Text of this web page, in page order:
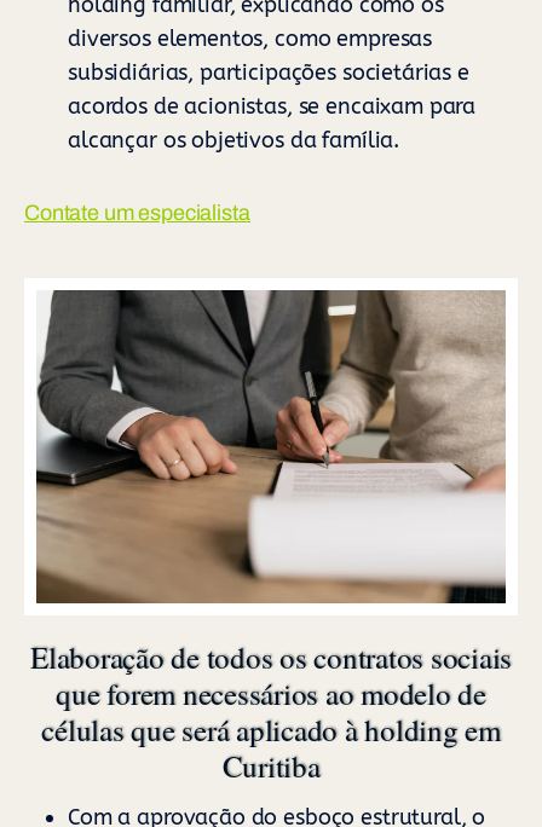
holding familiar, explicando como os
diversos elementos, como empresas
subsidiárias, participações societárias e
acordos de acionistas, se encaixam para
alcançar os objetivos da família.
Contate um especialista
Elaboração de todos os contratos sociais
que forem necessários ao modelo de
células que será aplicado à holding em
Curitiba
Com a aprovação do esboço estrutural, o